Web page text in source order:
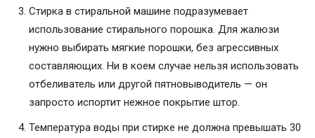
Стирка в стиральной машине подразумевает
использование стирального порошка. Для жалюзи
нужно выбирать мягкие порошки, без агрессивных
составляющих. Ни в коем случае нельзя использовать
отбеливатель или другой пятновыводитель — он
запросто испортит нежное покрытие штор.
Температура воды при стирке не должна превышать 30